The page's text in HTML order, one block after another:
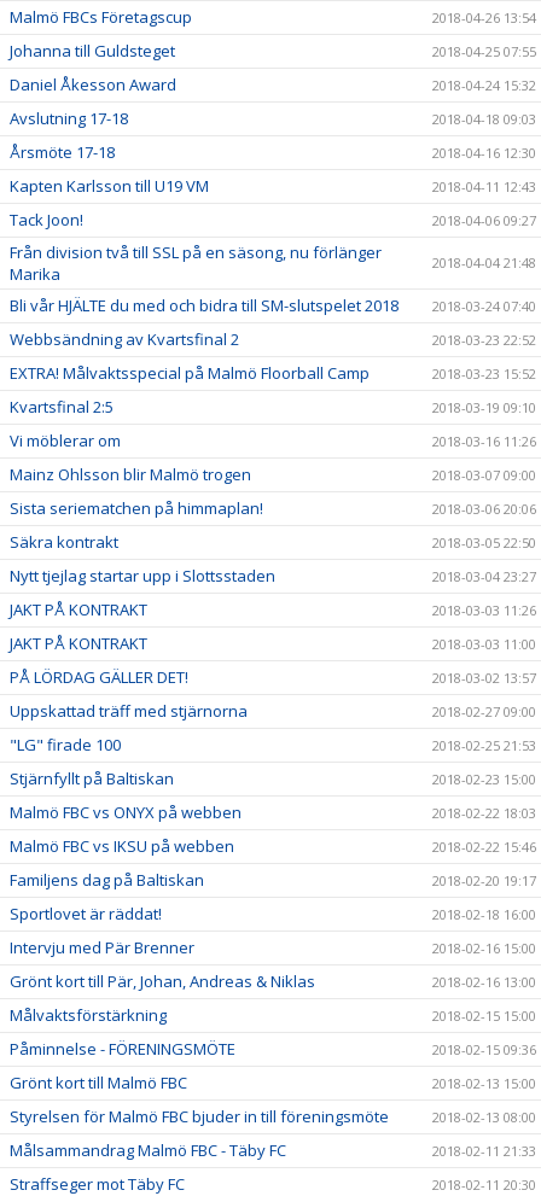
Malmö FBCs Företagscup 2018-04-26 13:54
Johanna till Guldsteget 2018-04-25 07:55
Daniel Åkesson Award 2018-04-24 15:32
Avslutning 17-18 2018-04-18 09:03
Årsmöte 17-18 2018-04-16 12:30
Kapten Karlsson till U19 VM 2018-04-11 12:43
Tack Joon! 2018-04-06 09:27
Från division två till SSL på en säsong, nu förlänger
Marika
2018-04-04 21:48
Bli vår HJÄLTE du med och bidra till SM-slutspelet 2018 2018-03-24 07:40
Webbsändning av Kvartsfinal 2 2018-03-23 22:52
EXTRA! Målvaktsspecial på Malmö Floorball Camp 2018-03-23 15:52
Kvartsfinal 2:5 2018-03-19 09:10
Vi möblerar om 2018-03-16 11:26
Mainz Ohlsson blir Malmö trogen 2018-03-07 09:00
Sista seriematchen på himmaplan! 2018-03-06 20:06
Säkra kontrakt 2018-03-05 22:50
Nytt tjejlag startar upp i Slottsstaden 2018-03-04 23:27
JAKT PÅ KONTRAKT 2018-03-03 11:26
JAKT PÅ KONTRAKT 2018-03-03 11:00
PÅ LÖRDAG GÄLLER DET! 2018-03-02 13:57
Uppskattad träff med stjärnorna 2018-02-27 09:00
"LG" firade 100 2018-02-25 21:53
Stjärnfyllt på Baltiskan 2018-02-23 15:00
Malmö FBC vs ONYX på webben 2018-02-22 18:03
Malmö FBC vs IKSU på webben 2018-02-22 15:46
Familjens dag på Baltiskan 2018-02-20 19:17
Sportlovet är räddat! 2018-02-18 16:00
Intervju med Pär Brenner 2018-02-16 15:00
Grönt kort till Pär, Johan, Andreas & Niklas 2018-02-16 13:00
Målvaktsförstärkning 2018-02-15 15:00
Påminnelse - FÖRENINGSMÖTE 2018-02-15 09:36
Grönt kort till Malmö FBC 2018-02-13 15:00
Styrelsen för Malmö FBC bjuder in till föreningsmöte 2018-02-13 08:00
Målsammandrag Malmö FBC - Täby FC 2018-02-11 21:33
Straffseger mot Täby FC 2018-02-11 20:30